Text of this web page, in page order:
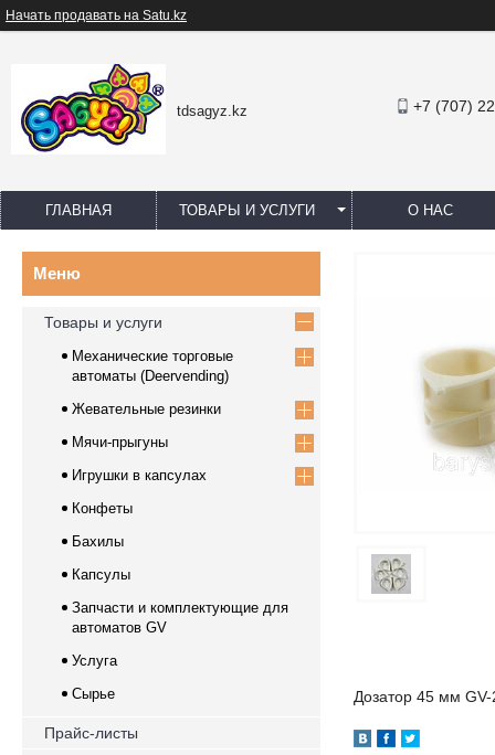
Начать продавать на Satu.kz
tdsagyz.kz +7 (707)
ГЛАВНАЯ ТОВАРЫ И УСЛУГИ О НАС
Дозатор 45 мм GV-
Товары и услуги
Механические торговые
автоматы (Deervending)
Жевательные резинки
Мячи-прыгуны
Игрушки в капсулах
Конфеты
Бахилы
Капсулы
Запчасти и комплектующие для
автоматов GV
Услуга
Сырье
Прайс-листы